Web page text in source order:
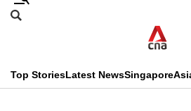
Skip
menu
Search
CNAR
Top StoriesLatest NewsSingapore
This